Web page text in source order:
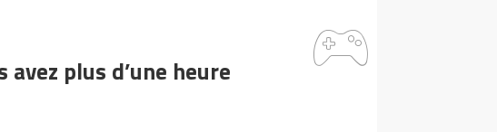
avez plus d’une heure